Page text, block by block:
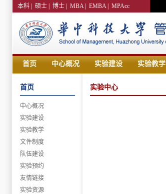
本科 硕士 博士 MBA| EMBA| MPAcc
首页 中心概况 实验建设 实验教学
首页
中心概况
实验建设
实验教学
文件制度
队伍建设
实验预约
友情链接
实验资源
实验中心